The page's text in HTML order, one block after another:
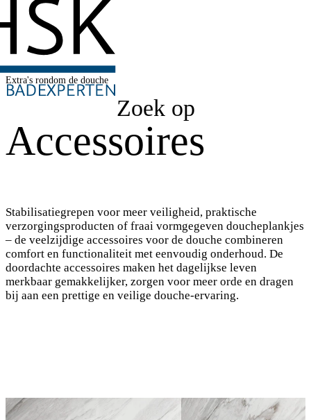
Zoek op
Extra's rondom de douche
Accessoires
Stabilisatiegrepen voor meer veiligheid, praktische
verzorgingsproducten of fraai vormgegeven doucheplankjes
– de veelzijdige accessoires voor de douche combineren
comfort en functionaliteit met eenvoudig onderhoud. De
doordachte accessoires maken het dagelijkse leven
merkbaar gemakkelijker, zorgen voor meer orde en dragen
bij aan een prettige en veilige douche-ervaring.